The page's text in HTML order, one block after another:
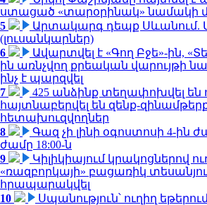
ստացած «տարօրինակ» նամակի
5
Արտակարգ դեպք Սևանում.
(լուսանկարներ)
6
Ավարտվել է «Գող Բջե»-ին,
ին առնչվող քրեական վարույթի
ինչ է պարզվել
7
425 անձինք տեղափոխվել են
հայտնաբերվել են զենք-
հետախուզվողներ
8
Գազ չի լինի օգոստոսի 4-ին
ժամը 18:00-ն
9
Կիլիկիայում կրակոցներով
«ռազբորկայի» բացառիկ
հրապարակվել
10
Սպանություն՝ ուղիղ